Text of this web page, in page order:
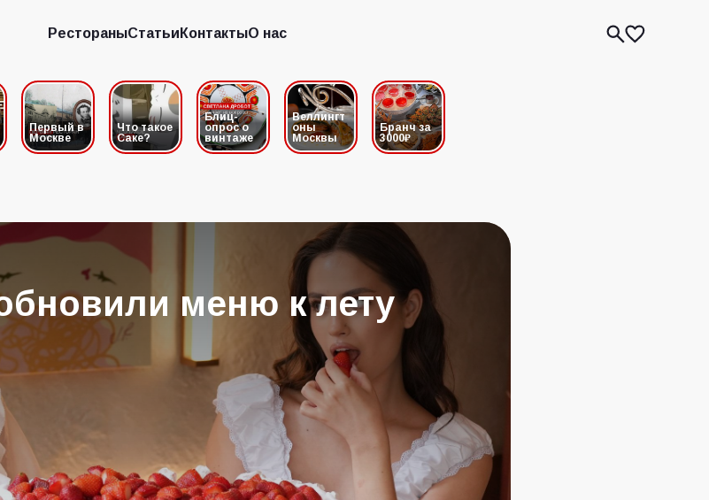
РестораныСтатьи КонтактыО нас
РестораныСтатьиКонтактыО нас
Первый в
Москве
Что такое
Саке?
Блиц-
опрос о
винтаже
Веллингт
оны
Москвы
Бранч за
3000₽
меню к лету